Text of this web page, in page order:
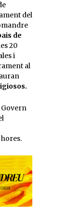
del
de
20
i
al
Govern